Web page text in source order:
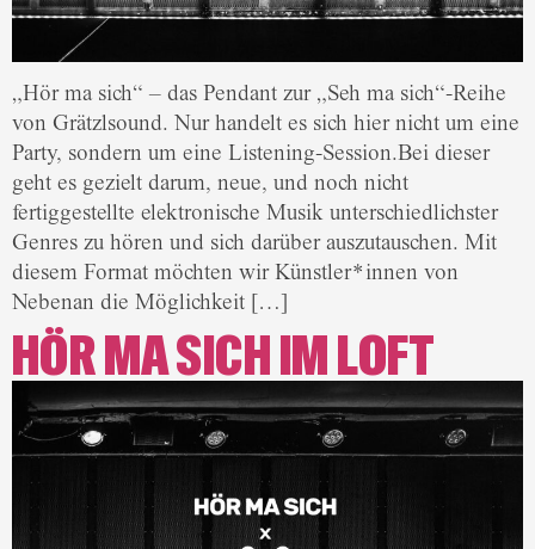
„Hör ma sich“ – das Pendant zur „Seh ma sich“-Reihe
von Grätzlsound. Nur handelt es sich hier nicht um eine
Party, sondern um eine Listening-Session.Bei dieser
geht es gezielt darum, neue, und noch nicht
fertiggestellte elektronische Musik unterschiedlichster
Genres zu hören und sich darüber auszutauschen. Mit
diesem Format möchten wir Künstler*innen von
Nebenan die Möglichkeit […]
HÖR MA SICH IM LOFT